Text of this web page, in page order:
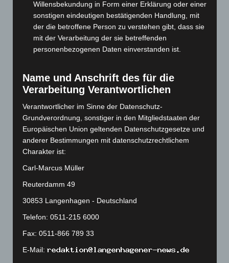
November 2023(130)
Oktober 2023(114)
September 2023(133)
August 2023(134)
Juni 2023(142)
April 2023(155)
März 2023(174)
Februar 2023 (154)
August 2022(166)
Juli 2022 (133)
Willensbekundung in Form einer Erklärung oder einer
sonstigen eindeutigen bestätigenden Handlung, mit
der die betroffene Person zu verstehen gibt, dass sie
mit der Verarbeitung der sie betreffenden
personenbezogenen Daten einverstanden ist.
Name und Anschrift des für die
Verarbeitung Verantwortlichen
Verantwortlicher im Sinne der Datenschutz-
Grundverordnung, sonstiger in den Mitgliedstaaten der
Europäischen Union geltenden Datenschutzgesetze und
anderer Bestimmungen mit datenschutzrechtlichem
Charakter ist:
Carl-Marcus Müller
Reuterdamm 49
30853 Langenhagen - Deutschland
Telefon: 0511-215 6000
Fax: 0511-866 789 33
E-Mail: